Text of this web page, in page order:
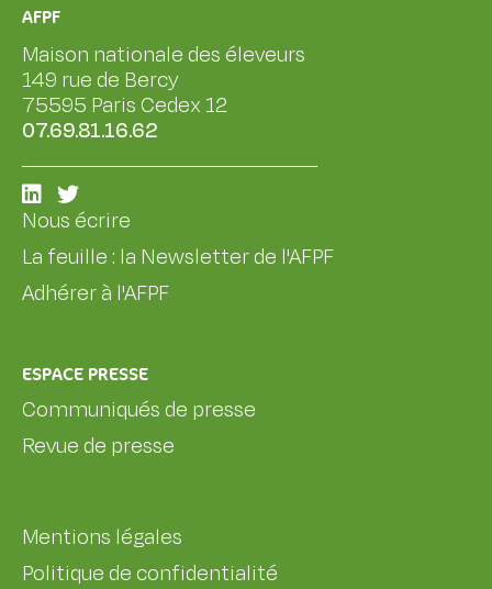
AFPF
Maison nationale des éleveurs
149 rue de Bercy
75595 Paris Cedex 12
07.69.81.16.62
Nous écrire
La feuille : la Newsletter de l'AFPF
Adhérer à l'AFPF
ESPACE PRESSE
Communiqués de presse
Revue de presse
Mentions légales
Politique de confidentialité